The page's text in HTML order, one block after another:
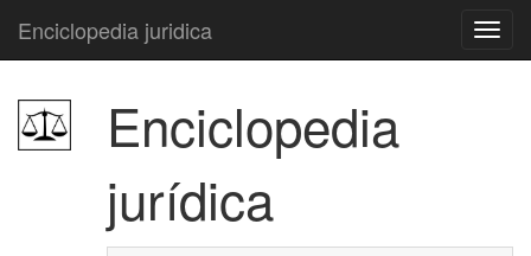
Enciclopedia juridica
Enciclopedia
jurídica